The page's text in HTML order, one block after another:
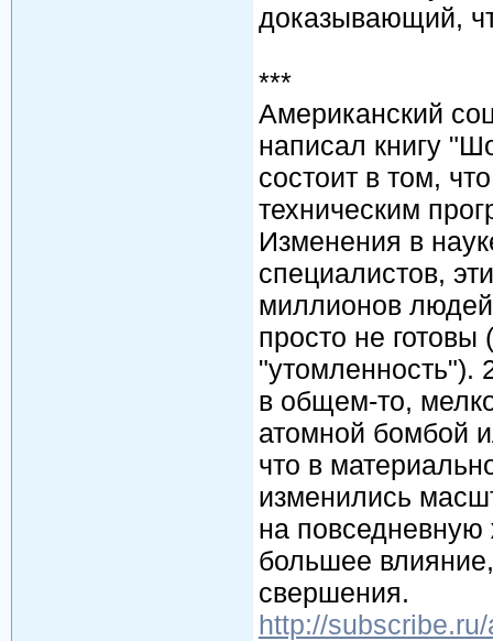
доказывающий,
***
Американский
написал книгу
состоит в том,
техническим
Изменения в
специалистов,
миллионов
просто не готовы
"утомленность").
в общем-то,
атомной бомбой
что в
изменились
на повседневную
большее
свершения.
http://